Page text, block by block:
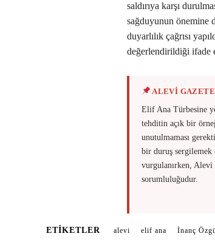
saldırıya karşı
sağduyunun önemine
duyarlılık çağrısı
değerlendirildiği ifade
ALEVİ
Elif Ana Türbesine
tehditin açık bir
unutulmaması
bir duruş sergilemek
vurgulanırken,
sorumluluğudur.
ETIKETLER alevi elif ana İnanç